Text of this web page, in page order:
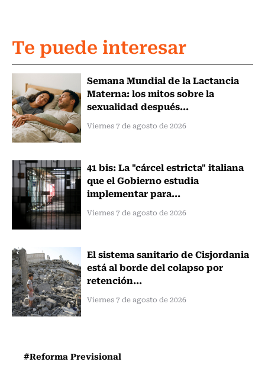
Te puede interesar
Semana Mundial de la Lactancia
Materna: los mitos sobre la
sexualidad después...
Viernes 7 de agosto de 2026
41 bis: La "cárcel estricta" italiana
que el Gobierno estudia
implementar para...
Viernes 7 de agosto de 2026
El sistema sanitario de Cisjordania
está al borde del colapso por
retención...
Viernes 7 de agosto de 2026
#Reforma Previsional